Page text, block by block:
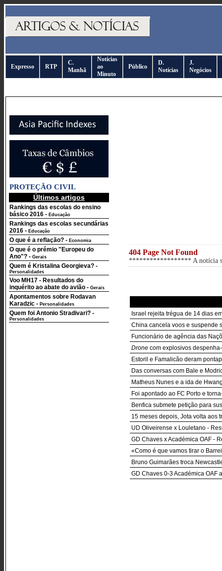
Expresso RTP
C.
Manhã
Notícias
ao
Minuto
Público
D.
Notícias
J.
Negócios
PROTEÇÃO CIVIL
Últimos artigos
Rankings das escolas do ensino
básico 2016 - Educação
Rankings das escolas secundárias
2016 - Educação
O que é a reflação? - Economia
O que é o prémio "Europeu do
Ano"? - Gerais
Quem é Kristalina Georgieva? -
Personalidades
Voo MH17 - Resultados do
inquérito ao abate do avião - Gerais
Apontamentos sobre Rodavan
Karadzic - Personalidades
Quem foi Antonio Stradivari? -
Personalidades
404 Page Not Found
****************** A notícia
Israel rejeita trégua de 14 dias
China cancela voos e suspende
Funcionário de agência das
Drone com explosivos
Estoril e Famalicão deram
Das conversas com Bale e
Matheus Nunes e a ida de
Foi apontado ao FC Porto e
Benfica submete petição para
15 meses depois, Jota volta aos
UD Oliveirense x Louletano -
GD Chaves x Académica OAF -
«Como é que vamos tirar o
Bruno Guimarães troca
GD Chaves 0-3 Académica OAF